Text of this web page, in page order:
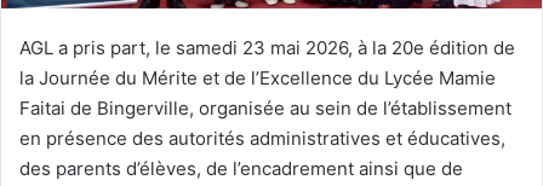
i
AGL a pris part, le samedi 23 mai 2026, à la 20e édition de
la Journée du Mérite et de l’Excellence du Lycée Mamie
Faitai de Bingerville, organisée au sein de l’établissement
en présence des autorités administratives et éducatives,
des parents d’élèves, de l’encadrement ainsi que de